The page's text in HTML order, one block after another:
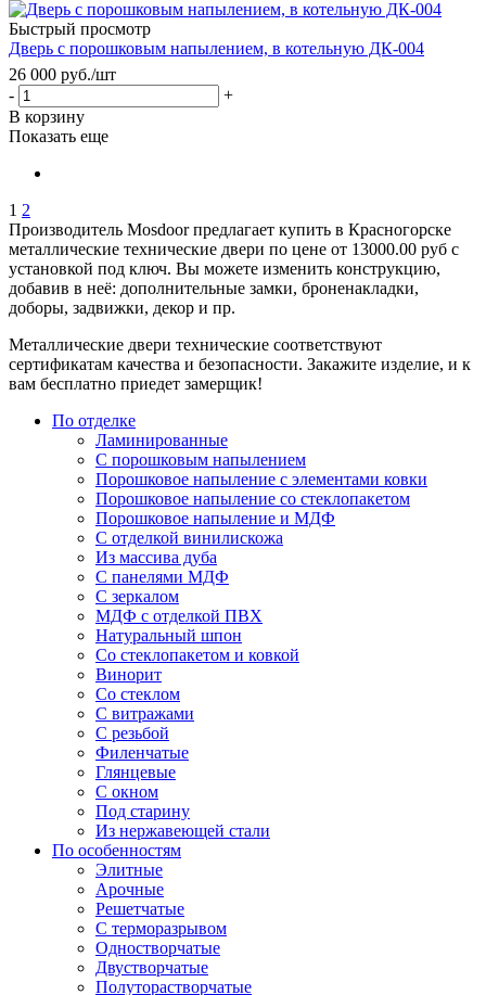
Быстрый просмотр
Дверь с порошковым напылением, в котельную ДК-004
26 000 руб./шт
-
+
В корзину
Показать еще
1 2
Производитель Mosdoor предлагает купить в Красногорске
металлические технические двери по цене от 13000.00 руб с
установкой под ключ. Вы можете изменить конструкцию,
добавив в неё: дополнительные замки, броненакладки,
доборы, задвижки, декор и пр.
Металлические двери технические соответствуют
сертификатам качества и безопасности. Закажите изделие, и к
вам бесплатно приедет замерщик!
По отделке
Ламинированные
С порошковым напылением
Порошковое напыление с элементами ковки
Порошковое напыление со стеклопакетом
Порошковое напыление и МДФ
С отделкой винилискожа
Из массива дуба
С панелями МДФ
С зеркалом
МДФ с отделкой ПВХ
Натуральный шпон
Со стеклопакетом и ковкой
Винорит
Со стеклом
С витражами
С резьбой
Филенчатые
Глянцевые
С окном
Под старину
Из нержавеющей стали
По особенностям
Элитные
Арочные
Решетчатые
С терморазрывом
Одностворчатые
Двустворчатые
Полуторастворчатые